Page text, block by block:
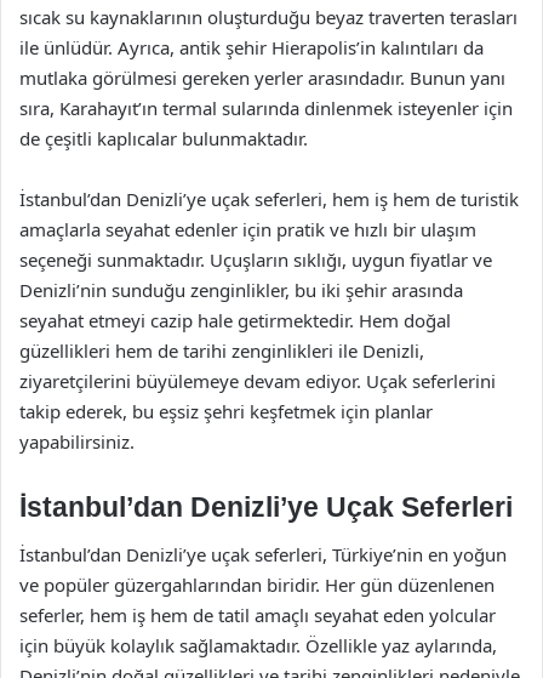
sıcak su kaynaklarının oluşturduğu beyaz traverten terasları
ile ünlüdür. Ayrıca, antik şehir Hierapolis’in kalıntıları da
mutlaka görülmesi gereken yerler arasındadır. Bunun yanı
sıra, Karahayıt’ın termal sularında dinlenmek isteyenler için
de çeşitli kaplıcalar bulunmaktadır.
İstanbul’dan Denizli’ye uçak seferleri, hem iş hem de turistik
amaçlarla seyahat edenler için pratik ve hızlı bir ulaşım
seçeneği sunmaktadır. Uçuşların sıklığı, uygun fiyatlar ve
Denizli’nin sunduğu zenginlikler, bu iki şehir arasında
seyahat etmeyi cazip hale getirmektedir. Hem doğal
güzellikleri hem de tarihi zenginlikleri ile Denizli,
ziyaretçilerini büyülemeye devam ediyor. Uçak seferlerini
takip ederek, bu eşsiz şehri keşfetmek için planlar
yapabilirsiniz.
İstanbul’dan Denizli’ye Uçak Seferleri
İstanbul’dan Denizli’ye uçak seferleri, Türkiye’nin en yoğun
ve popüler güzergahlarından biridir. Her gün düzenlenen
seferler, hem iş hem de tatil amaçlı seyahat eden yolcular
için büyük kolaylık sağlamaktadır. Özellikle yaz aylarında,